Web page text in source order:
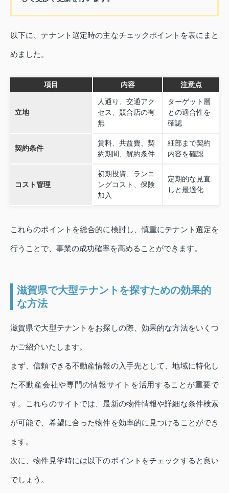
以下に、テナント選定時の主なチェックポイントを表にまと
めました。
項目 内容 注意点
立地
人通り、交通アク
セス、競合店の有
無
ターゲット層
との適合性を
確認
契約条件
賃料、共益費、契
約期間、解約条件
細部まで契約
内容を確認
コスト管理
初期投資、ランニ
ングコスト、保険
加入
定期的な見直
しと最適化
これらのポイントを総合的に検討し、慎重にテナント選定を
行うことで、事業の成功確率を高めることができます。
滋賀県で大型テナントを探すための効果的
な方法
滋賀県で大型テナントをお探しの際、効果的な方法をいくつ
かご紹介いたします。
まず、信頼できる不動産情報の入手先として、地域に特化し
た不動産会社や専門の情報サイトを活用することが重要で
す。これらのサイトでは、最新の物件情報や詳細な条件検索
が可能で、希望に合った物件を効率的に見つけることができ
ます。
次に、物件見学時には以下のポイントをチェックすると良い
でしょう。